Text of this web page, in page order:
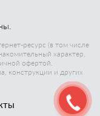
ресурс (в том числе
характер,
офертой.
конструкции и других